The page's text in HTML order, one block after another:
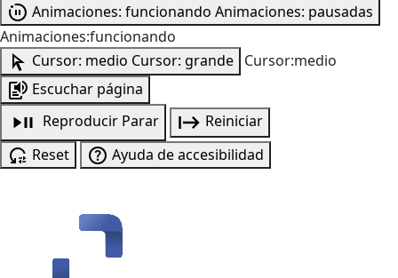
Animaciones: funcionando Animaciones: pausadas
Animaciones:funcionando
Cursor: medio Cursor: grande Cursor:medio
Escuchar página
Reproducir Parar
Reiniciar
Reset
Ayuda de accesibilidad